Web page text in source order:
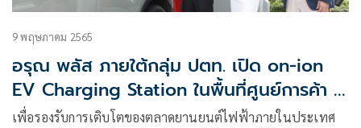
9 พฤษภาคม 2565
อรุณ พลัส ภายใต้กลุ่ม ปตท. เปิด on-ion
EV Charging Station ในพื้นที่ศูนย์การค้า 6
แห่ง
เพื่อรองรับการเติบโตของตลาดยานยนต์ไฟฟ้าภายในประเทศ